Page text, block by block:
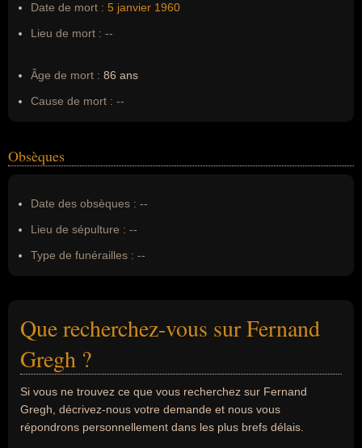
Date de mort : 5 janvier 1960
Lieu de mort : --
Âge de mort : 86 ans
Cause de mort : --
Obsèques
Date des obsèques : --
Lieu de sépulture : --
Type de funérailles : --
Que recherchez-vous sur Fernand
Gregh ?
Si vous ne trouvez ce que vous recherchez sur Fernand
Gregh, décrivez-nous votre demande et nous vous
répondrons personnellement dans les plus brefs délais.